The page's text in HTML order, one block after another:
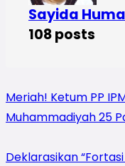
Sayida
108 posts
Meriah! Ketum PP
Muhammadiyah 25
Deklarasikan